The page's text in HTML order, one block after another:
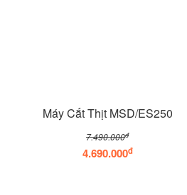
Máy Cắt Thịt MSD/ES250
7.490.000đ
4.690.000đ